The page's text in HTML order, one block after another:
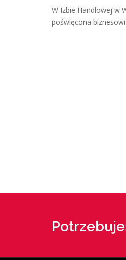
W Izbie Handlowej w
poświęcona